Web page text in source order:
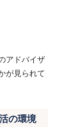
アドバイザ
が見られて
の環境